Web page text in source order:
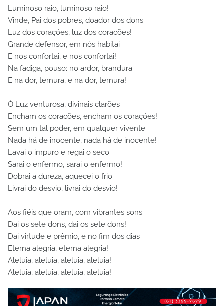
Luminoso raio, luminoso raio!
Vinde, Pai dos pobres, doador dos dons
Luz dos corações, luz dos corações!
Grande defensor, em nós habitai
E nos confortai, e nos confortai!
Na fadiga, pouso; no ardor, brandura
E na dor, ternura, e na dor, ternura!
Ó Luz venturosa, divinais clarões
Encham os corações, encham os corações!
Sem um tal poder, em qualquer vivente
Nada há de inocente, nada há de inocente!
Lavai o impuro e regai o seco
Sarai o enfermo, sarai o enfermo!
Dobrai a dureza, aquecei o frio
Livrai do desvio, livrai do desvio!
Aos fiéis que oram, com vibrantes sons
Dai os sete dons, dai os sete dons!
Dai virtude e prêmio, e no fim dos dias
Eterna alegria, eterna alegria!
Aleluia, aleluia, aleluia, aleluia!
Aleluia, aleluia, aleluia, aleluia!